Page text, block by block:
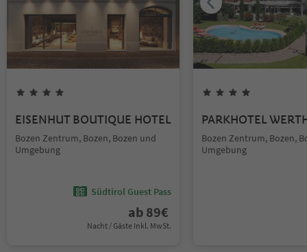
EISENHUT BOUTIQUE HOTEL
Bozen Zentrum, Bozen, Bozen und
Umgebung
Südtirol Guest Pass
ab 89€
Nacht / Gäste Inkl. MwSt.
PARKHOTEL
Bozen Zentrum, Bozen,
Umgebung